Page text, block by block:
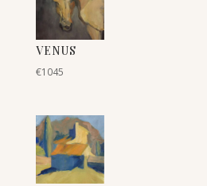
VENUS
€1045